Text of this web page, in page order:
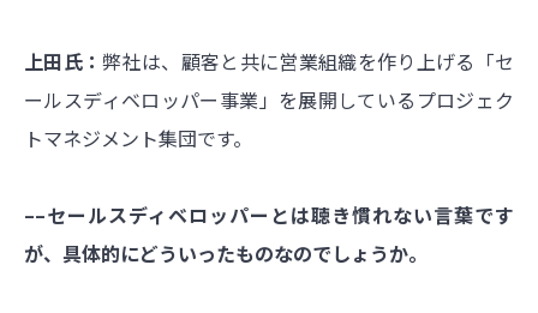
上田氏：弊社は、顧客と共に営業組織を作り上げる「セ
ールスディベロッパー事業」を展開しているプロジェク
トマネジメント集団です。
––セールスディベロッパーとは聴き慣れない言葉です
が、具体的にどういったものなのでしょうか。